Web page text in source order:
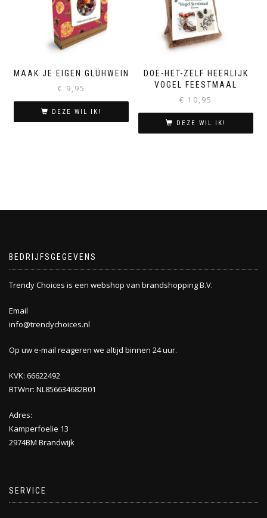
MAAK JE EIGEN GLÜHWEIN
€ 9,95
DEZE WIL IK!
DOE-HET-ZELF HEERLIJK
VOGEL FEESTMAAL
€ 10,95
DEZE WIL IK!
BEDRIJFSGEGEVENS
Trendy Choices is een webshop van brandshopping B.V.
Email
info@trendychoices.nl
Op uw e-mail reageren we altijd binnen 24 uur.
KVK: 66622492
BTWnr: NL856634682B01
Adres:
Kamperfoelie 13
2974BM Brandwijk
SERVICE